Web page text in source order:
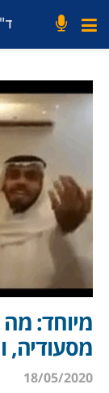
מיוחד: מה
מסעודיה,
18/05/2020